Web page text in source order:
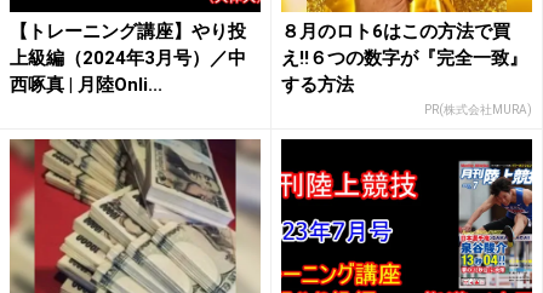
【トレーニング講座】やり投
上級編（2024年3月号）／中
西啄真 | 月陸Onli...
８月のロト6はこの方法で買
え!!６つの数字が『完全一致』
する方法
PR(株式会社MURA)